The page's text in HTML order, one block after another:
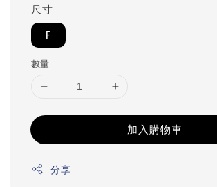
尺寸
F
數量
加入購物車
分享